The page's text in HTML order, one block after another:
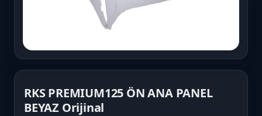
RKS PREMIUM125 ÖN ANA PANEL
BEYAZ Orijinal